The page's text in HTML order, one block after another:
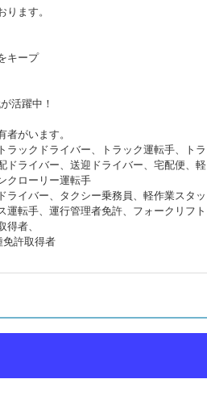
ます。
キープ
活躍中！
がいます。
ラックドライバー、トラック運転手、トラ
ドライバー、送迎ドライバー、宅配便、軽
クローリー運転手
ライバー、タクシー乗務員、軽作業スタッ
転手、運行管理者免許、フォークリフト
者、
免許取得者